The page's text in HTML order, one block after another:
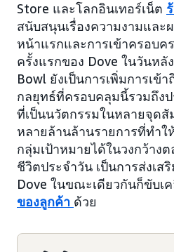
Store และโลกอินเทอร์เน็ต
สนับสนุนเรื่องความงามแล
หน้าแรกและการเข้าครอบค
ครั้งแรกของ Dove ในวันหลั
Bowl ยังเป็นการเพิ่มการเข้
กลยุทธ์ที่ครอบคลุมนี้รวมถึง
ที่เป็นนวัตกรรมในหลายจุด
หลายล้านล้านรายการที่ทำใ
กลุ่มเป้าหมายได้ในวงกว้าง
ชีวิตประจำวัน เป็นการส่งเส
Dove ในขณะเดียวกันก็ขับเ
ของลูกค้า ด้วย